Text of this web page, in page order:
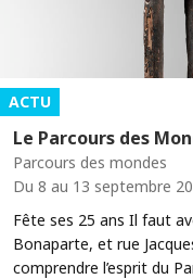
ACTU
Le Parcours des
Parcours des mondes
Du 8 au 13 septembre
Fête ses 25 ans Il faut
Bonaparte, et rue
comprendre l’esprit du